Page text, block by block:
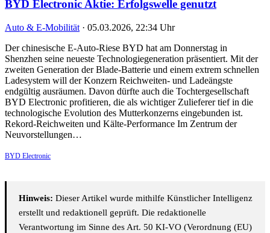
BYD Electronic Aktie: Erfolgswelle genutzt
Auto & E-Mobilität · 05.03.2026, 22:34 Uhr
Der chinesische E-Auto-Riese BYD hat am Donnerstag in
Shenzhen seine neueste Technologiegeneration präsentiert. Mit der
zweiten Generation der Blade-Batterie und einem extrem schnellen
Ladesystem will der Konzern Reichweiten- und Ladeängste
endgültig ausräumen. Davon dürfte auch die Tochtergesellschaft
BYD Electronic profitieren, die als wichtiger Zulieferer tief in die
technologische Evolution des Mutterkonzerns eingebunden ist.
Rekord-Reichweiten und Kälte-Performance Im Zentrum der
Neuvorstellungen…
BYD Electronic
Hinweis: Dieser Artikel wurde mithilfe Künstlicher Intelligenz
erstellt und redaktionell geprüft. Die redaktionelle
Verantwortung im Sinne des Art. 50 KI-VO (Verordnung (EU)